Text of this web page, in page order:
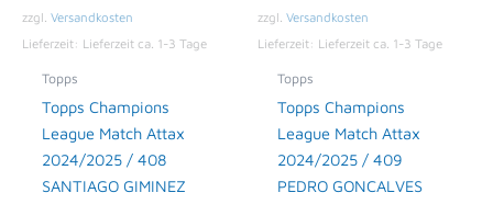
zzgl. Versandkosten
Lieferzeit: Lieferzeit ca. 1-3 Tage
Topps
Topps Champions
League Match Attax
2024/2025 / 408
SANTIAGO GIMINEZ
zzgl. Versandkosten
Lieferzeit: Lieferzeit ca. 1-3 Tage
Topps
Topps Champions
League Match Attax
2024/2025 / 409
PEDRO GONCALVES